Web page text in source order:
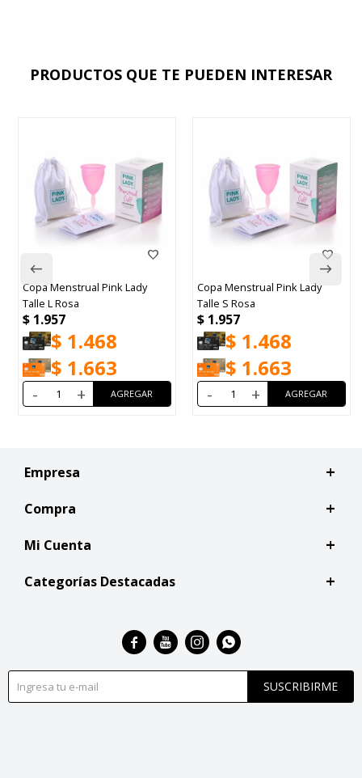
PRODUCTOS QUE TE PUEDEN INTERESAR
Copa Menstrual Pink Lady
Talle L Rosa
$ 1.957
$ 1.468
$ 1.663
- +
Copa Menstrual Pink Lady
Talle S Rosa
$ 1.957
$ 1.468
$ 1.663
- +
Empresa
Compra
Mi Cuenta
Categorías Destacadas
SUSCRIBIRME
   